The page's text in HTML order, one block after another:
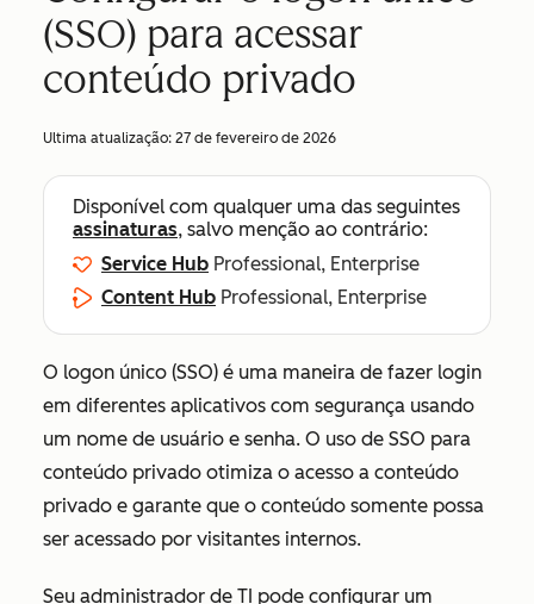
(SSO) para acessar
conteúdo privado
Ultima atualização: 27 de fevereiro de 2026
Disponível com qualquer uma das seguintes
assinaturas, salvo menção ao contrário:
Service Hub Professional, Enterprise
Content Hub Professional, Enterprise
O logon único (SSO) é uma maneira de fazer login
em diferentes aplicativos com segurança usando
um nome de usuário e senha. O uso de SSO para
conteúdo privado otimiza o acesso a conteúdo
privado e garante que o conteúdo somente possa
ser acessado por visitantes internos.
Seu administrador de TI pode configurar um